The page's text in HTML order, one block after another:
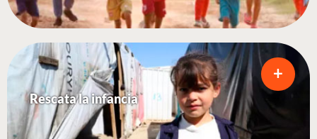
+
Rescata la infancia